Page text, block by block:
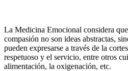
La Medicina Emocional considera
compasión no son ideas abstractas,
pueden expresarse a través de la
respetuoso y el servicio, entre otros
alimentación, la oxigenación, etc.